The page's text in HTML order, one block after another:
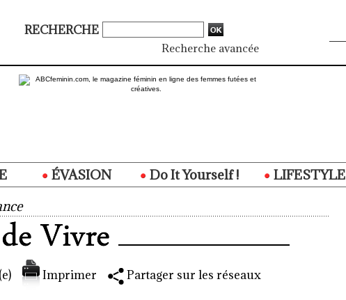
RECHERCHE
Recherche avancée
ÉVASION Do It Yourself ! LIFESTYLE
Imprimer Partager sur les réseaux